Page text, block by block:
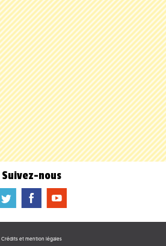
Suivez-nous
a b f
Crédits et mention légales